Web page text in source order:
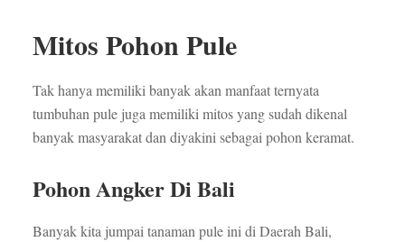
Mitos Pohon Pule
Tak hanya memiliki banyak akan manfaat ternyata
tumbuhan pule juga memiliki mitos yang sudah dikenal
banyak masyarakat dan diyakini sebagai pohon keramat.
Pohon Angker Di Bali
Banyak kita jumpai tanaman pule ini di Daerah Bali,